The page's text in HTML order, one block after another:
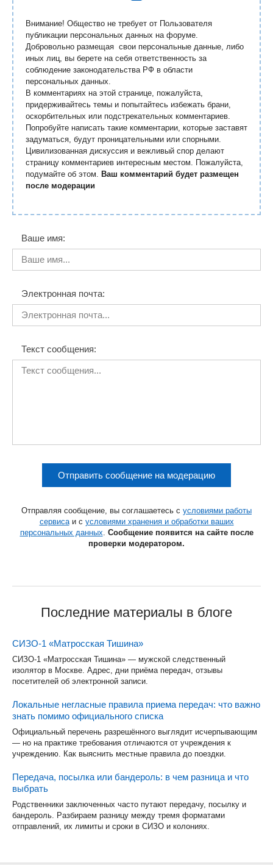
Внимание! Общество не требует от Пользователя
публикации персональных данных на форуме.
Добровольно размещая свои персональные данные, либо
иных лиц, вы берете на себя ответственность за
соблюдение законодательства РФ в области
персональных данных.
В комментариях на этой странице, пожалуйста,
придерживайтесь темы и попытайтесь избежать брани,
оскорбительных или подстрекательных комментариев.
Попробуйте написать такие комментарии, которые заставят
задуматься, будут проницательными или спорными.
Цивилизованная дискуссия и вежливый спор делают
страницу комментариев интересным местом. Пожалуйста,
подумайте об этом. Ваш комментарий будет размещен
после модерации
Ваше имя:
Электронная почта:
Текст сообщения:
Отправить сообщение на модерацию
Отправляя сообщение, вы соглашаетесь с условиями работы
сервисаи с условиями хранения и обработки ваших
персональных данных. Сообщение появится на сайте после
проверки модератором.
Последние материалы в блоге
СИЗО-1 «Матросская Тишина»
СИЗО-1 «Матросская Тишина» — мужской следственный
изолятор в Москве. Адрес, дни приёма передач, отзывы
посетителей об электронной записи.
Локальные негласные правила приема передач: что важно
знать помимо официального списка
Официальный перечень разрешённого выглядит исчерпывающим
— но на практике требования отличаются от учреждения к
учреждению. Как выяснить местные правила до поездки.
Передача, посылка или бандероль: в чем разница и что
выбрать
Родственники заключенных часто путают передачу, посылку и
бандероль. Разбираем разницу между тремя форматами
отправлений, их лимиты и сроки в СИЗО и колониях.